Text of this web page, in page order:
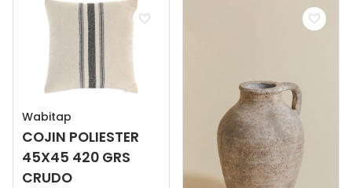
Wabitap
COJIN POLIESTER
45X45 420 GRS
CRUDO